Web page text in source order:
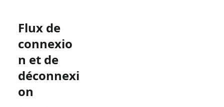
Flux de
connexio
n et de
déconnexi
on